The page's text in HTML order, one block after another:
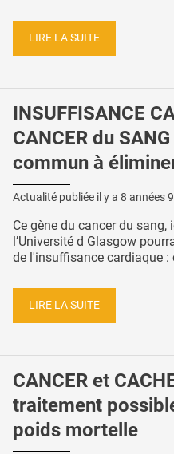
LIRE LA SUITE
INSUFFISANCE
CANCER du
commun à
Actualité publiée il y a 8 années
Ce gène du cancer du
l’Université d Glasgow
de l'insuffisance cardiaque :
LIRE LA SUITE
CANCER et
traitement
poids mortelle